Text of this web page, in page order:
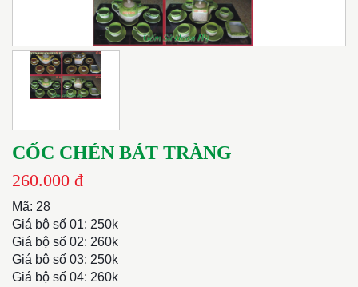
CỐC CHÉN BÁT TRÀNG
260.000 đ
Mã: 28
Giá bộ số 01: 250k
Giá bộ số 02: 260k
Giá bộ số 03: 250k
Giá bộ số 04: 260k